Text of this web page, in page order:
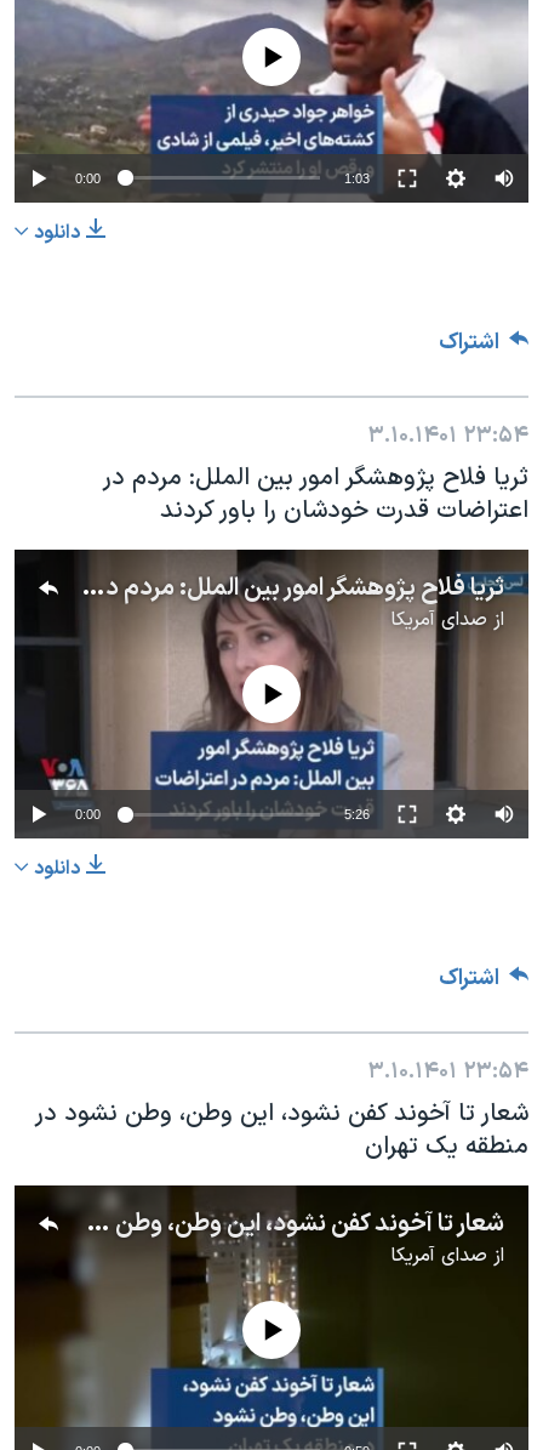
No media source currently available
0:00 1:03
دانلود
اشتراک
۲۳:۵۴ ۳.۱۰.۱۴۰۱
ثریا فلاح پژوهشگر امور بین الملل: مردم در
اعتراضات قدرت خودشان را باور کردند
ثریا فلاح پژوهشگر امور بین الملل: مردم در اعتراضات قدرت خودشان را باور کردند
از صدای آمریکا
No media source currently available
0:00 5:26
دانلود
اشتراک
۲۳:۵۴ ۳.۱۰.۱۴۰۱
شعار تا آخوند کفن نشود، این وطن، وطن نشود در
منطقه یک تهران
شعار تا آخوند کفن نشود، این وطن، وطن نشود در منطقه یک تهران
از صدای آمریکا
No media source currently available